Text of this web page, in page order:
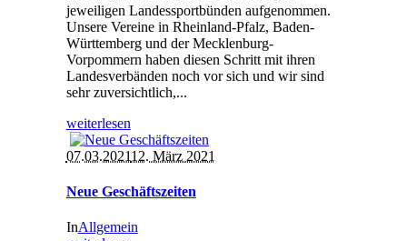
jeweiligen Landessportbünden aufgenommen.
Unsere Vereine in Rheinland-Pfalz, Baden-
Württemberg und der Mecklenburg-
Vorpommern haben diesen Schritt mit ihren
Landesverbänden noch vor sich und wir sind
sehr zuversichtlich,...
weiterlesen
07.03.202112. März 2021
Neue Geschäftszeiten
InAllgemein